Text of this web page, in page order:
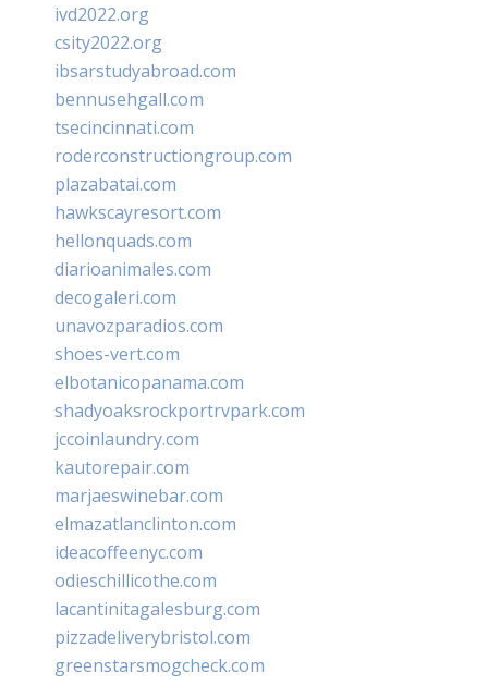
ivd2022.org
csity2022.org
ibsarstudyabroad.com
bennusehgall.com
tsecincinnati.com
roderconstructiongroup.com
plazabatai.com
hawkscayresort.com
hellonquads.com
diarioanimales.com
decogaleri.com
unavozparadios.com
shoes-vert.com
elbotanicopanama.com
shadyoaksrockportrvpark.com
jccoinlaundry.com
kautorepair.com
marjaeswinebar.com
elmazatlanclinton.com
ideacoffeenyc.com
odieschillicothe.com
lacantinitagalesburg.com
pizzadeliverybristol.com
greenstarsmogcheck.com